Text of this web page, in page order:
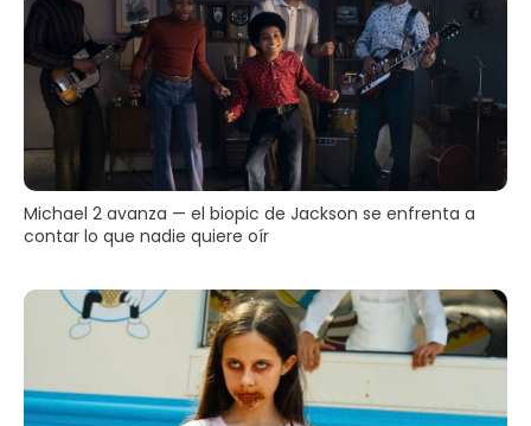
Michael 2 avanza — el biopic de Jackson se enfrenta a
contar lo que nadie quiere oír